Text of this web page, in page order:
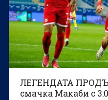
ЛЕГЕНДАТА
смачка Макаби с